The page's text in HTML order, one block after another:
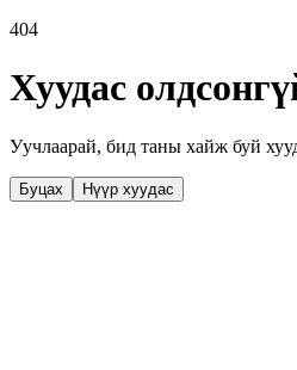
404
Хуудас
Уучлаарай, бид таны хайж буй
Буцах Нүүр хуудас